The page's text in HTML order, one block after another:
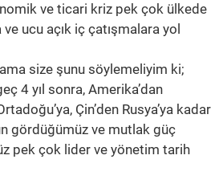
ve ticari kriz pek çok ülkede
ucu açık iç çatışmalara yol
size şunu söylemeliyim ki;
4 yıl sonra, Amerika’dan
Çin’den Rusya’ya kadar
gördüğümüz ve mutlak güç
pek çok lider ve yönetim tarih